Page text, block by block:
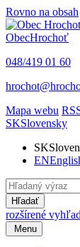
Rovno na obsah
ObecHrochoť
048/419 01 60
Mapa webu
SKSlovensky
SK
EN
Hľadať
rozšírené
Menu